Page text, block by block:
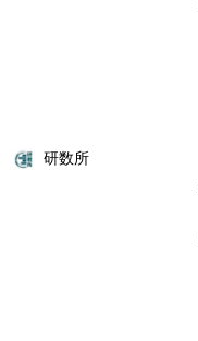
研数所